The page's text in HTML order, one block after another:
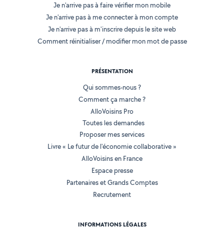
Je n'arrive pas à faire vérifier mon mobile
Je n'arrive pas à me connecter à mon compte
Je n'arrive pas à m'inscrire depuis le site web
Comment réinitialiser / modifier mon mot de passe
PRÉSENTATION
Qui sommes-nous ?
Comment ça marche ?
AlloVoisins Pro
Toutes les demandes
Proposer mes services
Livre « Le futur de l'économie collaborative »
AlloVoisins en France
Espace presse
Partenaires et Grands Comptes
Recrutement
INFORMATIONS LÉGALES